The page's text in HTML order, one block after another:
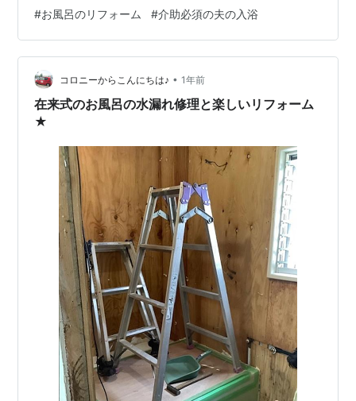
が‥‥‥夫が帰宅して、彼の入浴が真夜中から明け方！ フ
リーダムな日々！ きちんと掃除をする意欲が無くなっ
た。 それでなくても２７年目ともなると、浴槽は変色し
てくるし、換気扇は歪む。 窓枠の黒カビは取れない。
「浴室暖房乾燥機は、掃除するから、それまで使わない
で！」と、 夫が口にして、…
#お風呂のリフォーム #介助必須の夫の入浴
コロニーからこんにちは♪ • 1年前
在来式のお風呂の水漏れ修理と楽しいリフォーム
★